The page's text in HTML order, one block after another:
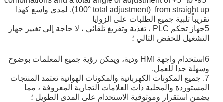
(100° total adjustment) from straight up. لمدى واسع كهذا
تقريباً تلبية جميع الطلبات على الزوايا
5جهاز تحكم PLC ، تغذية وتفريغ تلقائي ، لا حاجة إلى تغيير جهاز
التشغيل للخفض التالي ؛
6استخدام واجهة HMI ودية، ويمكن رؤية جميع المعلمات بوضوح
وسهلة جدا للعمل.
7. جميع المكونات الكهربائية والمكونات الهوائية تعتمد المنتجات
المستوردة والمحلية ذات العلامات التجارية المعروفة ، مما
يضمن استقرار وموثوقية الاستخدام على المدى الطويل ؛